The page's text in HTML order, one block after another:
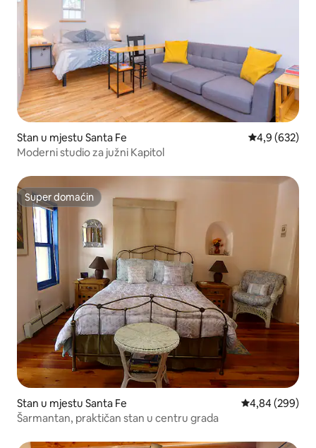
Stan u mjestu Santa Fe prosječna
4,9 (632)
Moderni studio za južni Kapitol
Super domaćin
Super domaćin
Stan u mjestu Santa Fe prosječna
4,84 (299)
Šarmantan, praktičan stan u centru grada